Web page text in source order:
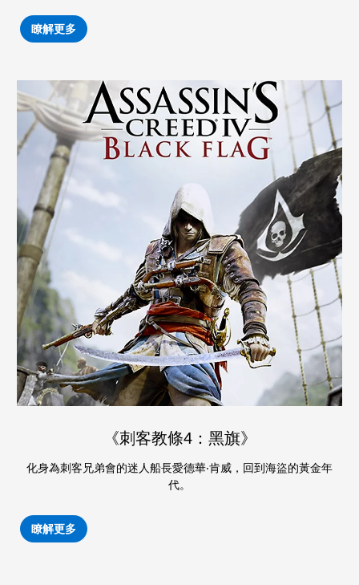
瞭解更多
《刺客教條4：黑旗》
化身為刺客兄弟會的迷人船長愛德華‧肯威，回到海盜的黃金年
代。
瞭解更多